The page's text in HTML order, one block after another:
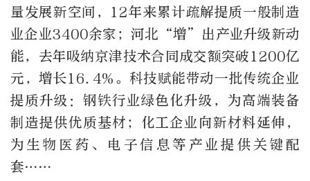
量发展新空间，12年来累计疏解提质一般制造
业企业3400余家；河北“增”出产业升级新动
能，去年吸纳京津技术合同成交额突破1200亿
元，增长16.4%。科技赋能带动一批传统企业
提质升级：钢铁行业绿色化升级，为高端装备
制造提供优质基材；化工企业向新材料延伸，
为生物医药、电子信息等产业提供关键配
套……